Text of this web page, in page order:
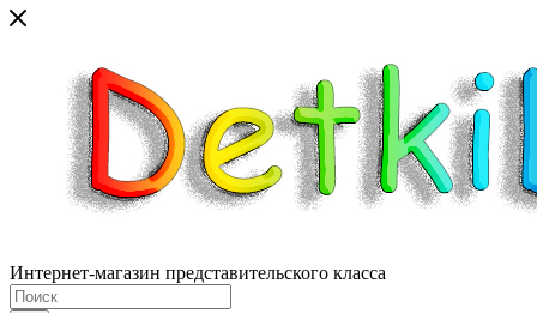
Интернет-магазин представительского класса